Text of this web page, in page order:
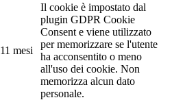
11 mesi
Il cookie è impostato dal
plugin GDPR Cookie
Consent e viene utilizzato
per memorizzare se l'utente
ha acconsentito o meno
all'uso dei cookie. Non
memorizza alcun dato
personale.